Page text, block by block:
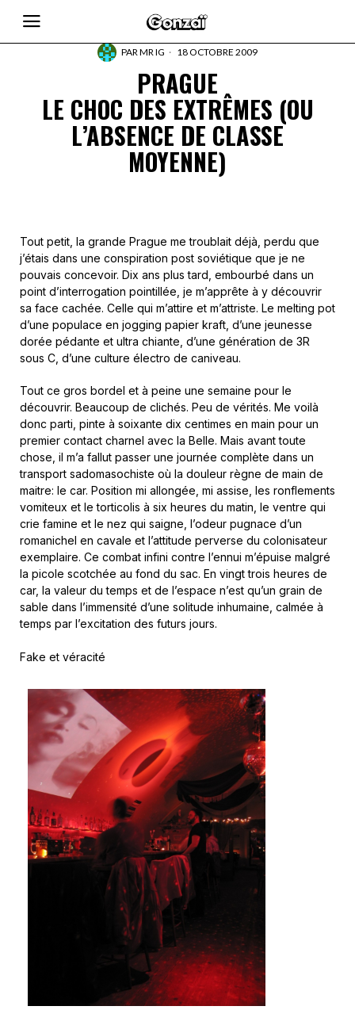
PARMR IG 18 OCTOBRE 2009
PRAGUE
LE CHOC DES EXTRÊMES (OU
L’ABSENCE DE CLASSE
MOYENNE)
Tout petit, la grande Prague me troublait déjà, perdu que
j’étais dans une conspiration post soviétique que je ne
pouvais concevoir. Dix ans plus tard, embourbé dans un
point d’interrogation pointillée, je m’apprête à y découvrir
sa face cachée. Celle qui m’attire et m’attriste. Le melting pot
d’une populace en jogging papier kraft, d’une jeunesse
dorée pédante et ultra chiante, d’une génération de 3R
sous C, d’une culture électro de caniveau.
Tout ce gros bordel et à peine une semaine pour le
découvrir. Beaucoup de clichés. Peu de vérités. Me voilà
donc parti, pinte à soixante dix centimes en main pour un
premier contact charnel avec la Belle. Mais avant toute
chose, il m’a fallut passer une journée complète dans un
transport sadomasochiste où la douleur règne de main de
maitre: le car. Position mi allongée, mi assise, les ronflements
vomiteux et le torticolis à six heures du matin, le ventre qui
crie famine et le nez qui saigne, l’odeur pugnace d’un
romanichel en cavale et l’attitude perverse du colonisateur
exemplaire. Ce combat infini contre l’ennui m’épuise malgré
la picole scotchée au fond du sac. En vingt trois heures de
car, la valeur du temps et de l’espace n’est qu’un grain de
sable dans l’immensité d’une solitude inhumaine, calmée à
temps par l’excitation des futurs jours.
Fake et véracité